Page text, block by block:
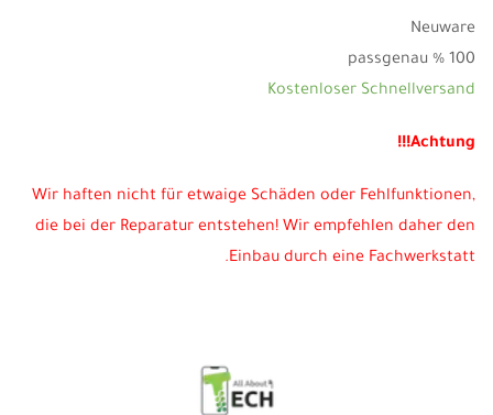
Neuware
100 % passgenau
Kostenloser Schnellversand
Achtung!!!
Wir haften nicht für etwaige Schäden oder Fehlfunktionen,
die bei der Reparatur entstehen! Wir empfehlen daher den
Einbau durch eine Fachwerkstatt.